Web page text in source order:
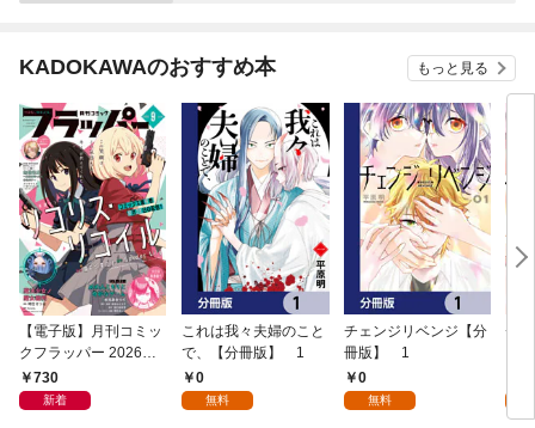
KADOKAWAのおすすめ本 もっと見る
【電子版】月刊コミッ
クフラッパー 2026年9
月号730
新着
これは我々夫婦のこと
で、【分冊版】 1
0
無料
チェンジリベンジ【分
冊版】 1
0
無料
チ